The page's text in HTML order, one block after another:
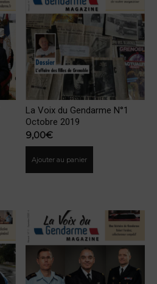
La Voix du Gendarme N°1
Octobre 2019
9,00€
Ajouter au panier